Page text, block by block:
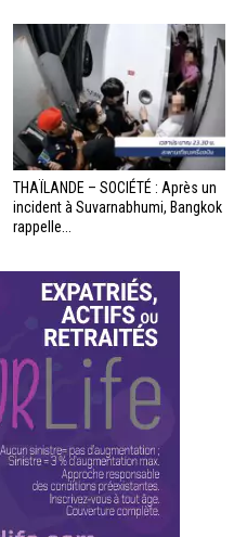
THAÏLANDE – SOCIÉTÉ : Après un
incident à Suvarnabhumi, Bangkok
rappelle...